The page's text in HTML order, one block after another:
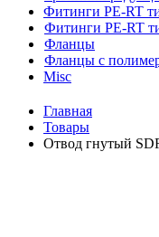
Фитинги PE-RT
Фитинги PE-RT
Фланцы
Фланцы с
Misc
Главная
Товары
Отвод гнутый